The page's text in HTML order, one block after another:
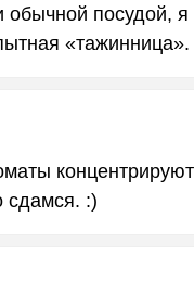
обычной посудой,
сдамся. :)